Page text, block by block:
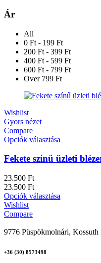
Ár
All
0 Ft - 199 Ft
200 Ft - 399 Ft
400 Ft - 599 Ft
600 Ft - 799 Ft
Over 799 Ft
Wishlist
Gyors nézet
Compare
Opciók választása
Fekete színű üzleti
23.500 Ft
23.500 Ft
Opciók választása
Wishlist
Compare
9776 Püspökmolnári, Kossuth
+36 (30) 8573498